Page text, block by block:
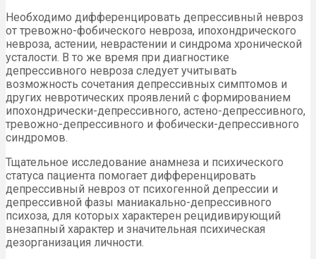
Необходимо дифференцировать депрессивный невроз
от тревожно-фобического невроза, ипохондрического
невроза, астении, неврастении и синдрома хронической
усталости. В то же время при диагностике
депрессивного невроза следует учитывать
возможность сочетания депрессивных симптомов и
других невротических проявлений с формированием
ипохондрически-депрессивного, астено-депрессивного,
тревожно-депрессивного и фобически-депрессивного
синдромов.
Тщательное исследование анамнеза и психического
статуса пациента помогает дифференцировать
депрессивный невроз от психогенной депрессии и
депрессивной фазы маниакально-депрессивного
психоза, для которых характерен рецидивирующий
внезапный характер и значительная психическая
дезорганизация личности.